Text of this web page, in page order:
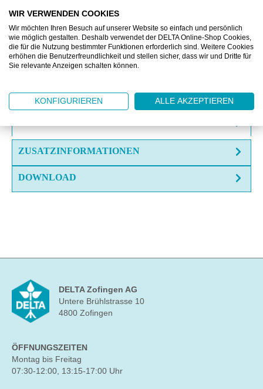
VERGLEICHEN
OFFERTE EINHOLEN
ZUSATZINFORMATIONEN
DOWNLOAD
DELTA Zofingen AG
Untere Brühlstrasse 10
4800 Zofingen
ÖFFNUNGSZEITEN
Montag bis Freitag
07:30-12:00, 13:15-17:00 Uhr
WIR VERWENDEN COOKIES
Wir möchten Ihren Besuch auf unserer Website so einfach und persönlich
wie möglich gestalten. Deshalb verwendet der DELTA Online-Shop Cookies,
die für die Nutzung bestimmter Funktionen erforderlich sind. Weitere Cookies
erhöhen die Benutzerfreundlichkeit und stellen sicher, dass wir und Dritte für
Sie relevante Anzeigen schalten können.
KONFIGURIEREN ALLE AKZEPTIEREN